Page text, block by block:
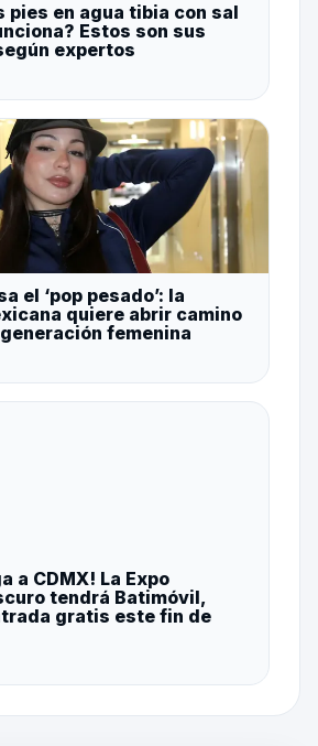
pies en agua tibia con sal
Estos son sus
expertos
el ‘pop pesado’: la
quiere abrir camino
femenina
a CDMX! La Expo
tendrá Batimóvil,
gratis este fin de